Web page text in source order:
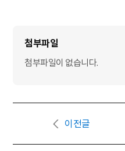
첨부파일이 없습니다.
이전글